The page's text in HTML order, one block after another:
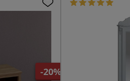
-20%